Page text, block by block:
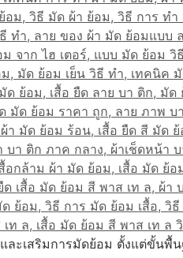
ละเสริมการมัดย้อม ตั้งแต่ขั้นพื้